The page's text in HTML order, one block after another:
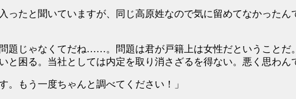
ったと聞いていますが、同じ高原姓なので気に留めてなかった
題じゃなくてだね……。問題は君が戸籍上は女性だということ
困る。当社としては内定を取り消さざるを得ない。悪く思わん
もう一度ちゃんと調べてください！」